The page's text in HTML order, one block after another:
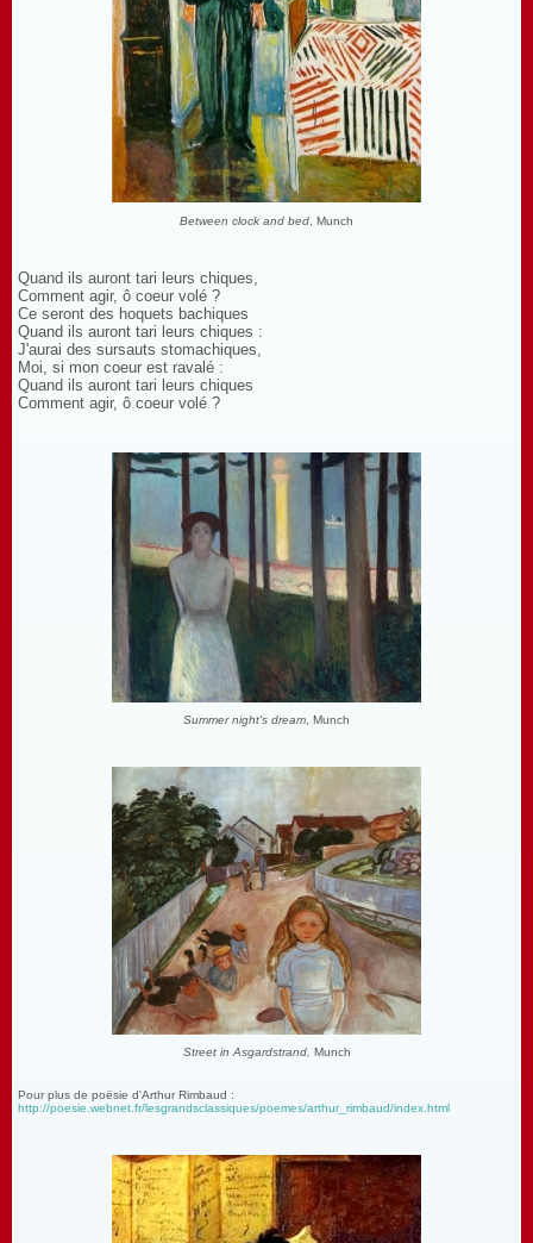
Between clock and bed , Munch
Quand ils auront tari leurs chiques,
Comment agir, ô coeur volé ?
Ce seront des hoquets bachiques
Quand ils auront tari leurs chiques :
J'aurai des sursauts stomachiques,
Moi, si mon coeur est ravalé :
Quand ils auront tari leurs chiques
Comment agir, ô coeur volé ?
Summer night's dream , Munch
Street in Asgardstrand, Munch
Pour plus de poësie d'Arthur Rimbaud :
http://poesie.webnet.fr/lesgrandsclassiques/poemes/arthur_rimbaud/index.html